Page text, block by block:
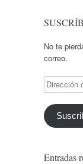
No te
correo.
Dirección
de
email
Entradas